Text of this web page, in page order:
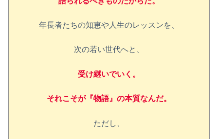
年長者たちの知恵や人生のレッスンを、
次の若い世代へと、
受け継いでいく。
それこそが『物語』の本質なんだ。
ただし、